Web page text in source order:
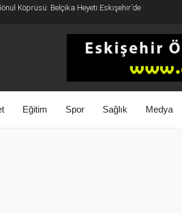
Köprüsü: Belçika Heyeti Eskişehir’de
Eğitim Spor Sağlık Medya